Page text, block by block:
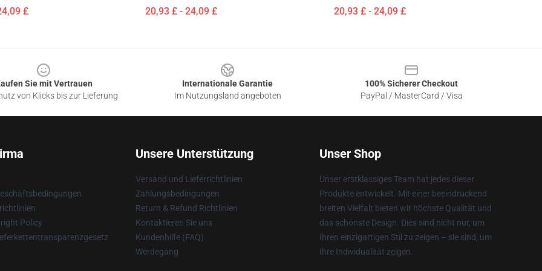
£ 20,93 £ - 24,09 £ 20,93 £ - 24,09 £
Sie mit Vertrauen
von Klicks bis zur Lieferung
Internationale Garantie
Im Nutzungsland angeboten
100% Sicherer Checkout
PayPal / MasterCard / Visa
Policy
Unsere Unterstützung
Versand und Lieferrichtlinien
Zahlungsbedingungen
Return & Refund Richtlinien
Kontaktieren Sie uns
Kundenhilfe (FAQ)
Werdegang
Unser Shop
Unser erstklassiges Team hat jedes dieser
Produkte entwickelt. Mit einer beeindruckend
breiten Vielfalt bieten wir höchste Qualität und
das schönste Design. Dies sind nicht nur, um
Ihren einzigartigen Stil zu zeigen – sie sind, um
Ihre Individualität zeigen.